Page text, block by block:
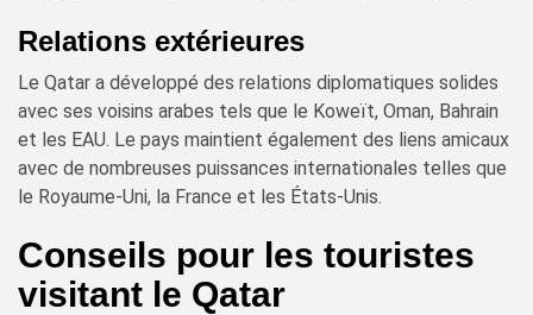
Relations extérieures
Le Qatar a développé des relations diplomatiques solides
avec ses voisins arabes tels que le Koweït, Oman, Bahrain
et les EAU. Le pays maintient également des liens amicaux
avec de nombreuses puissances internationales telles que
le Royaume-Uni, la France et les États-Unis.
Conseils pour les touristes
visitant le Qatar